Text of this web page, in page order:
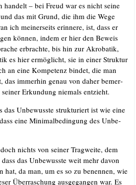
han­delt – bei Freud war es nicht sei­ne
das mit Grund, die ihm die Wege
ich mei­ner­seits erin­ne­re, ist, dass er
kön­nen, indem er hier den Beweis
erbrach­te, bis hin zur Akro­ba­tik,
es hier ermög­licht, sie in einer Struk­tur
an eine Kom­pe­tenz bin­det, die man
das immer­hin genau von daher bemer­
Erkun­dung nie­mals entzieht.
das Unbe­wuss­te struk­tu­riert ist wie eine
eine Mini­mal­be­din­gung des Unbe­
nichts von sei­ner Trag­wei­te, dem
das Unbe­wuss­te weit mehr davon
hat, da man, um es so zu benen­nen, wie
Über­ra­schung aus­ge­gan­gen war. Es